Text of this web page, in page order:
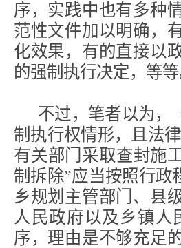
序，实践中也有多种
范性文件加以明确，
化效果，有的直接以
的强制执行决定，等等
不过，笔者以为，
制执行权情形，且法
有关部门采取查封施
制拆除”应当按照行政
乡规划主管部门、县
人民政府以及乡镇人
序，理由是不够充足